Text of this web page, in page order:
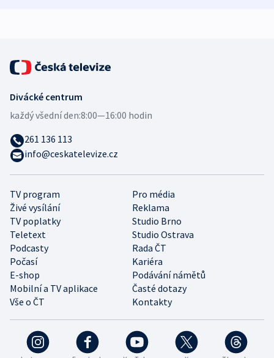
TV program
Pro média
Živé vysílání
Reklama
TV poplatky
Studio Brno
Teletext
Studio Ostrava
Podcasty
Rada ČT
Počasí
Kariéra
E-shop
Podávání námětů
Mobilní a TV aplikace
Časté dotazy
Vše o ČT
Kontakty
Divácké centrum
každý všední den:8:00—16:00 hodin
261 136 113
info@ceskatelevize.cz